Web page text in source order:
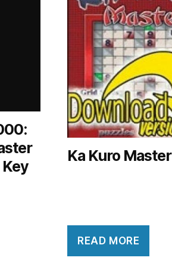
Ka Kuro Master
READ MORE